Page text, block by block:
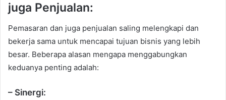
juga Penjualan:
Pemasaran dan juga penjualan saling melengkapi dan
bekerja sama untuk mencapai tujuan bisnis yang lebih
besar. Beberapa alasan mengapa menggabungkan
keduanya penting adalah:
– Sinergi: